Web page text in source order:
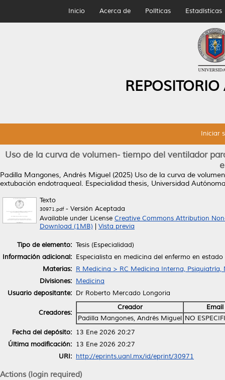
Inicio Acerca de Políticas Estadísticas
Iniciar
Uso de la curva de volumen- tiempo del ventilador
Padilla Mangones, Andrés Miguel (2025) Uso de la curva de
extubación endotraqueal. Especialidad thesis, Universidad
Texto
30971.pdf- Versión Aceptada
Available under License Creative Commons Attribution
Download (1MB)
Vista previa
Tipo de elemento: Tesis (Especialidad)
Información adicional: Especialista en medicina del enfermo en
Materias: R Medicina > RC Medicina Interna, Psiquiatría,
Divisiones: Medicina
Usuario depositante: Dr Roberto Mercado Longoria
Creadores:
Creador
Email
Padilla Mangones, Andrés Miguel NO
Fecha del depósito: 13 Ene 2026 20:27
Última modificación: 13 Ene 2026 20:27
URI: http://eprints.uanl.mx/id/eprint/30971
Actions (login required)